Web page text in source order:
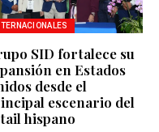
SID fortalece su
en Estados
desde el
escenario del
hispano